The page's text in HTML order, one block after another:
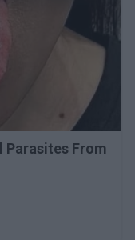
Parasites From